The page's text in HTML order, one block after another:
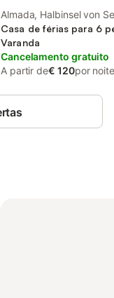
Almada, Halbinsel von
Casa de férias para 6
Varanda
Cancelamento gratuito
A partir de€ 120por noite